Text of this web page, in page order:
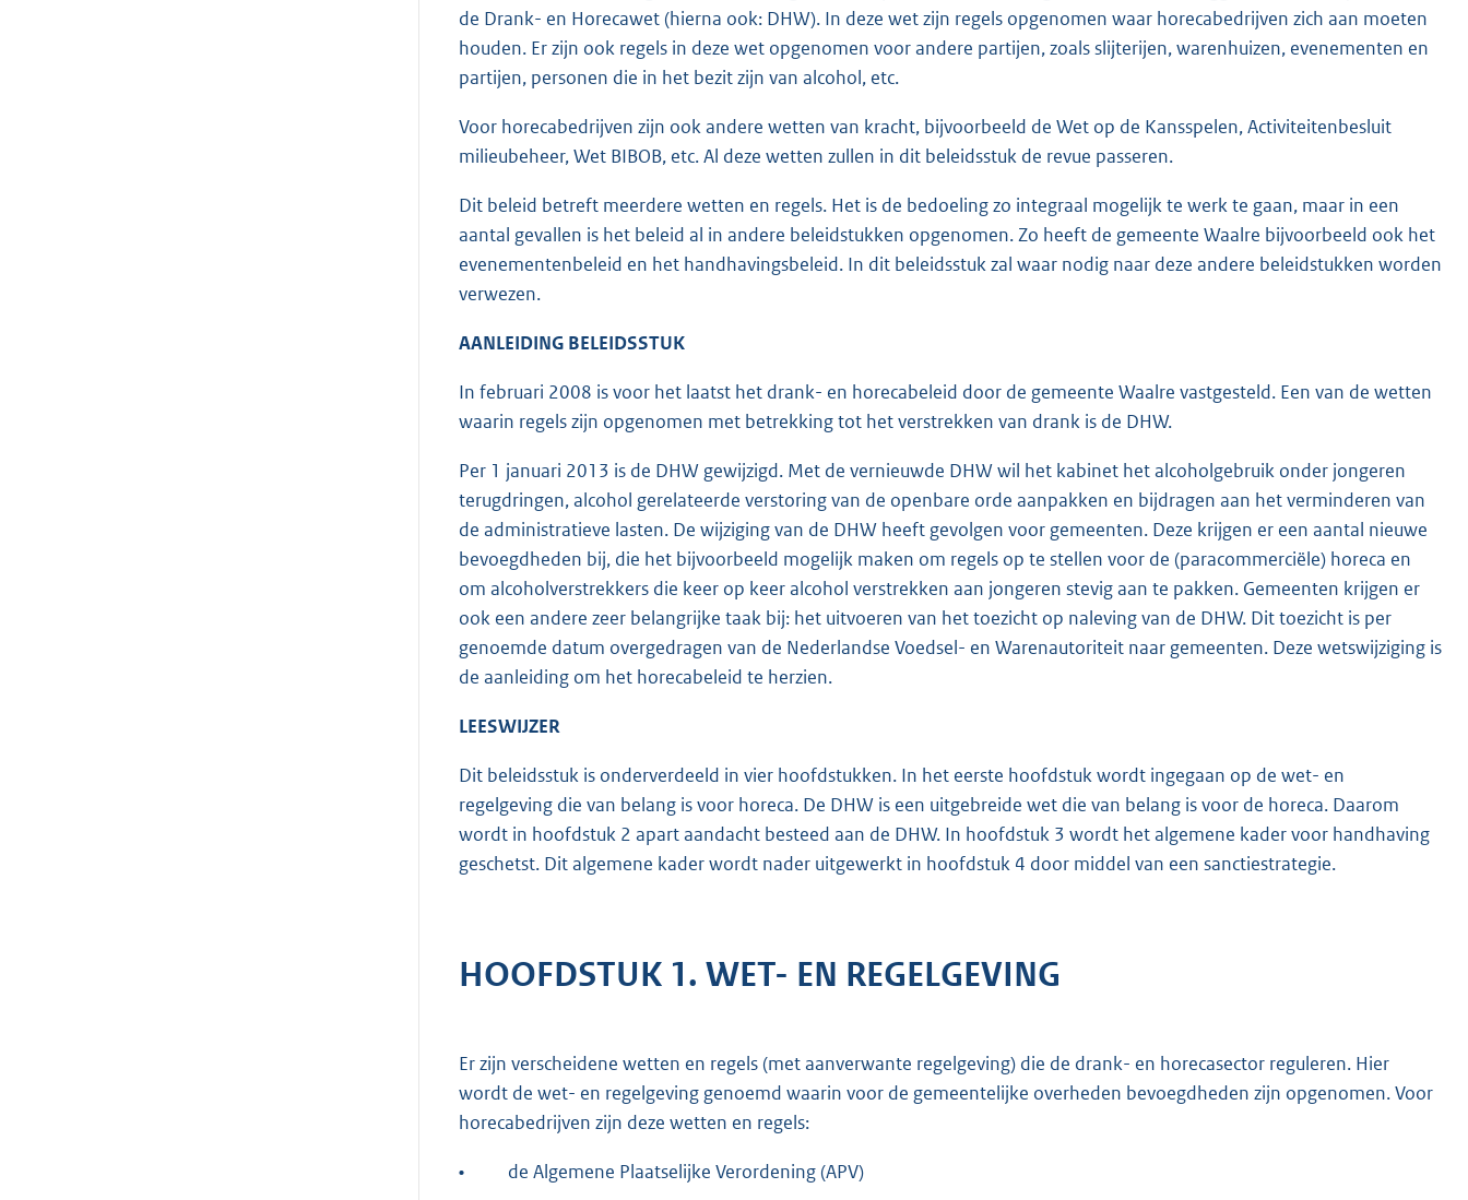
de Drank- en Horecawet (hierna ook: DHW). In deze wet zijn regels opgenomen waar horecabedrijven zich aan moeten
houden. Er zijn ook regels in deze wet opgenomen voor andere partijen, zoals slijterijen, warenhuizen, evenementen en
partijen, personen die in het bezit zijn van alcohol, etc.
Voor horecabedrijven zijn ook andere wetten van kracht, bijvoorbeeld de Wet op de Kansspelen, Activiteitenbesluit
milieubeheer, Wet BIBOB, etc. Al deze wetten zullen in dit beleidsstuk de revue passeren.
Dit beleid betreft meerdere wetten en regels. Het is de bedoeling zo integraal mogelijk te werk te gaan, maar in een
aantal gevallen is het beleid al in andere beleidstukken opgenomen. Zo heeft de gemeente Waalre bijvoorbeeld ook het
evenementenbeleid en het handhavingsbeleid. In dit beleidsstuk zal waar nodig naar deze andere beleidstukken worden
verwezen.
AANLEIDING BELEIDSSTUK
In februari 2008 is voor het laatst het drank- en horecabeleid door de gemeente Waalre vastgesteld. Een van de wetten
waarin regels zijn opgenomen met betrekking tot het verstrekken van drank is de DHW.
Per 1 januari 2013 is de DHW gewijzigd. Met de vernieuwde DHW wil het kabinet het alcoholgebruik onder jongeren
terugdringen, alcohol gerelateerde verstoring van de openbare orde aanpakken en bijdragen aan het verminderen van
de administratieve lasten. De wijziging van de DHW heeft gevolgen voor gemeenten. Deze krijgen er een aantal nieuwe
bevoegdheden bij, die het bijvoorbeeld mogelijk maken om regels op te stellen voor de (paracommerciële) horeca en
om alcoholverstrekkers die keer op keer alcohol verstrekken aan jongeren stevig aan te pakken. Gemeenten krijgen er
ook een andere zeer belangrijke taak bij: het uitvoeren van het toezicht op naleving van de DHW. Dit toezicht is per
genoemde datum overgedragen van de Nederlandse Voedsel- en Warenautoriteit naar gemeenten. Deze wetswijziging is
de aanleiding om het horecabeleid te herzien.
LEESWIJZER
Dit beleidsstuk is onderverdeeld in vier hoofdstukken. In het eerste hoofdstuk wordt ingegaan op de wet- en
regelgeving die van belang is voor horeca. De DHW is een uitgebreide wet die van belang is voor de horeca. Daarom
wordt in hoofdstuk 2 apart aandacht besteed aan de DHW. In hoofdstuk 3 wordt het algemene kader voor handhaving
geschetst. Dit algemene kader wordt nader uitgewerkt in hoofdstuk 4 door middel van een sanctiestrategie.
HOOFDSTUK 1. WET- EN REGELGEVING
Er zijn verscheidene wetten en regels (met aanverwante regelgeving) die de drank- en horecasector reguleren. Hier
wordt de wet- en regelgeving genoemd waarin voor de gemeentelijke overheden bevoegdheden zijn opgenomen. Voor
horecabedrijven zijn deze wetten en regels:
• de Algemene Plaatselijke Verordening (APV)